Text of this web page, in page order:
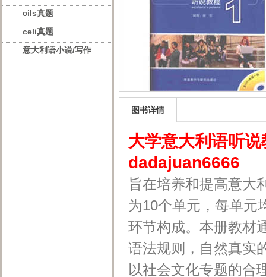
cils真题
celi真题
意大利语小说/写作
图书详情
大学意大利语听说
dadajuan6666
旨在培养和提高意大
为10个单元，每单元
环节构成。本册教材
语法规则，自然真实
以社会文化专题的合